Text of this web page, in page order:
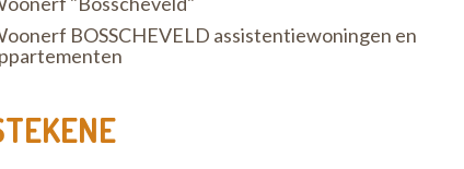
BOSSCHEVELD assistentiewoningen en